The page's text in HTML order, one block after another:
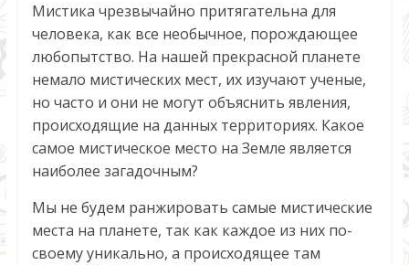
Мистика чрезвычайно притягательна для
человека, как все необычное, порождающее
любопытство. На нашей прекрасной планете
немало мистических мест, их изучают ученые,
но часто и они не могут объяснить явления,
происходящие на данных территориях. Какое
самое мистическое место на Земле является
наиболее загадочным?
Мы не будем ранжировать самые мистические
места на планете, так как каждое из них по-
своему уникально, а происходящее там